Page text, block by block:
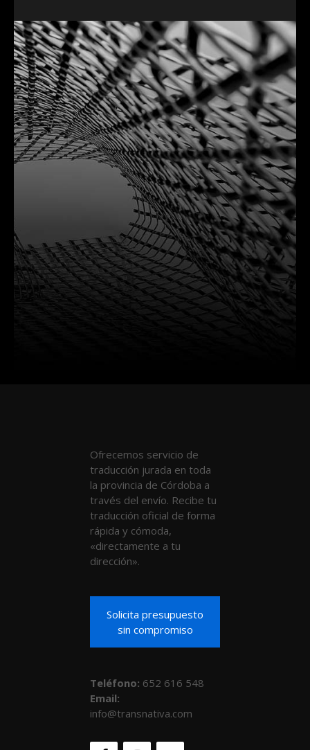
Ofrecemos servicio de
traducción jurada en toda
la provincia de Córdoba a
través del envío. Recibe tu
traducción oficial de forma
rápida y cómoda,
«directamente a tu
dirección».
Solicita presupuesto
sin compromiso
Teléfono: 652 616 548
Email:
info@transnativa.com